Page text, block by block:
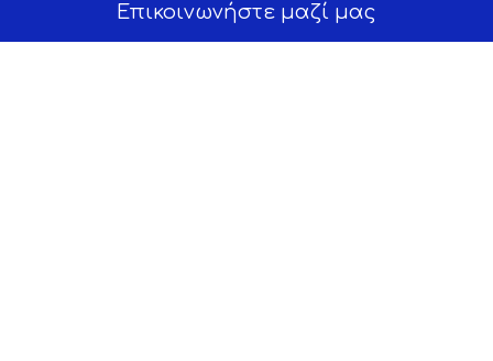
Επικοινωνήστε μαζί μας